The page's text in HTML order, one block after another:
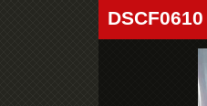
DSCF0610